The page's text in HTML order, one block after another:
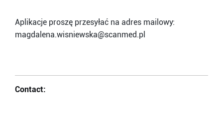
Aplikacje proszę przesyłać na adres mailowy:
magdalena.wisniewska@scanmed.pl
Contact: